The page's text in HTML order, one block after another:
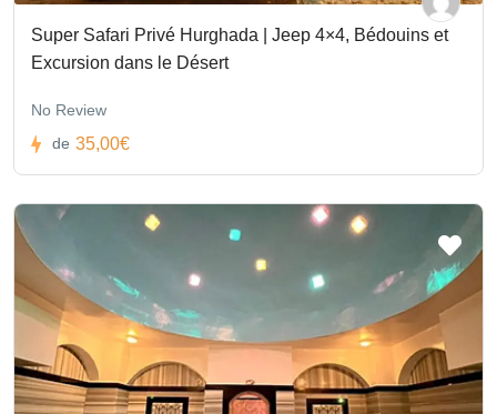
Super Safari Privé Hurghada | Jeep 4×4, Bédouins et
Excursion dans le Désert
No Review
de 35,00€